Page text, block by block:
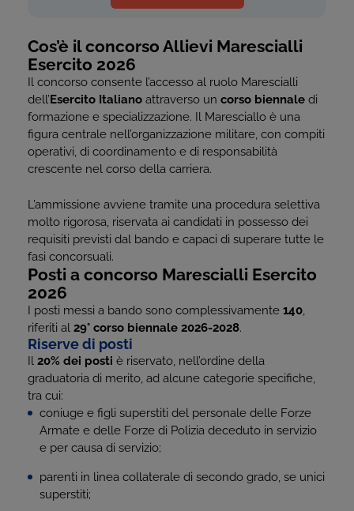
Cos’è il concorso Allievi Marescialli
Esercito 2026
Il concorso consente l’accesso al ruolo Marescialli
dell’Esercito Italiano attraverso un corso biennale di
formazione e specializzazione. Il Maresciallo è una
figura centrale nell’organizzazione militare, con compiti
operativi, di coordinamento e di responsabilità
crescente nel corso della carriera.
L’ammissione avviene tramite una procedura selettiva
molto rigorosa, riservata ai candidati in possesso dei
requisiti previsti dal bando e capaci di superare tutte le
fasi concorsuali.
Posti a concorso Marescialli Esercito
2026
I posti messi a bando sono complessivamente 140,
riferiti al 29° corso biennale 2026-2028.
Riserve di posti
Il 20% dei posti è riservato, nell’ordine della
graduatoria di merito, ad alcune categorie specifiche,
tra cui:
coniuge e figli superstiti del personale delle Forze
Armate e delle Forze di Polizia deceduto in servizio
e per causa di servizio;
parenti in linea collaterale di secondo grado, se unici
superstiti;